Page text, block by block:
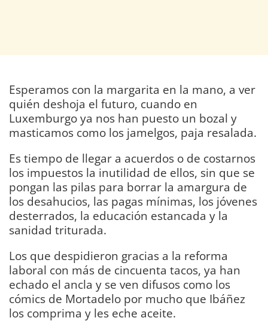
Esperamos con la margarita en la mano, a ver
quién deshoja el futuro, cuando en
Luxemburgo ya nos han puesto un bozal y
masticamos como los jamelgos, paja resalada.
Es tiempo de llegar a acuerdos o de costarnos
los impuestos la inutilidad de ellos, sin que se
pongan las pilas para borrar la amargura de
los desahucios, las pagas mínimas, los jóvenes
desterrados, la educación estancada y la
sanidad triturada.
Los que despidieron gracias a la reforma
laboral con más de cincuenta tacos, ya han
echado el ancla y se ven difusos como los
cómics de Mortadelo por mucho que Ibáñez
los comprima y les eche aceite.